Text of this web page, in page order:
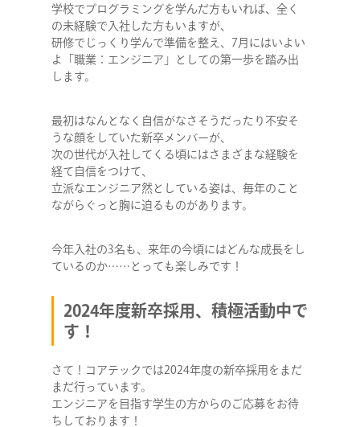
学校でプログラミングを学んだ方もいれば、全く
の未経験で入社した方もいますが、
研修でじっくり学んで準備を整え、7月にはいよい
よ「職業：エンジニア」としての第一歩を踏み出
します。
最初はなんとなく自信がなさそうだったり不安そ
うな顔をしていた新卒メンバーが、
次の世代が入社してくる頃にはさまざまな経験を
経て自信をつけて、
立派なエンジニア然としている姿は、毎年のこと
ながらぐっと胸に迫るものがあります。
今年入社の3名も、来年の今頃にはどんな成長をし
ているのか……とっても楽しみです！
2024年度新卒採用、積極活動中で
す！
さて！コアテックでは2024年度の新卒採用をまだ
まだ行っています。
エンジニアを目指す学生の方からのご応募をお待
ちしております！